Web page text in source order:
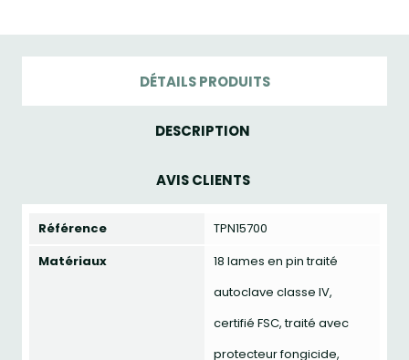
DÉTAILS PRODUITS
DESCRIPTION
AVIS CLIENTS
Référence
TPN15700
Matériaux
18 lames en pin traité
autoclave classe IV,
certifié FSC, traité avec
protecteur fongicide,